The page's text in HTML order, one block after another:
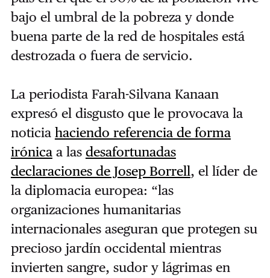
bajo el umbral de la pobreza y donde
buena parte de la red de hospitales está
destrozada o fuera de servicio.
La periodista Farah-Silvana Kanaan
expresó el disgusto que le provocava la
noticia haciendo referencia de forma
irónicaa las desafortunadas
declaraciones de Josep Borrell, el líder de
la diplomacia europea: “las
organizaciones humanitarias
internacionales aseguran que protegen su
precioso jardín occidental mientras
invierten sangre, sudor y lágrimas en